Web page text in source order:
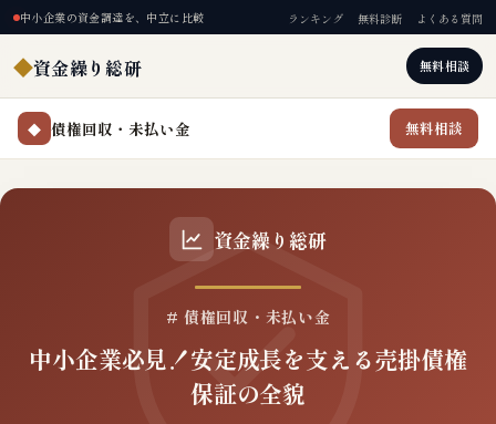
中小企業の資金調達を、中立に比較 ランキング 無料診断 よくある質問
◆資金繰り総研 無料相談
◆ 債権回収・未払い金 無料相談
資金繰り総研
# 債権回収・未払い金
中小企業必見！安定成長を支える売掛債権
保証の全貌